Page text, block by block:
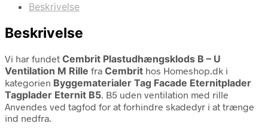
Beskrivelse
Beskrivelse
Vi har fundet Cembrit Plastudhængsklods B – U
Ventilation M Rille fra Cembrit hos Homeshop.dk i
kategorien Byggematerialer Tag Facade Eternitplader
Tagplader Eternit B5. B5 uden ventilation med rille
Anvendes ved tagfod for at forhindre skadedyr i at trænge
ind nedfra.